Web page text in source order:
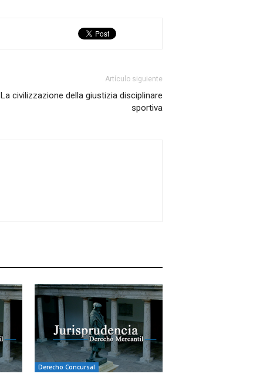
Artículo siguiente
La civilizzazione della giustizia disciplinare
sportiva
Derecho Concursal